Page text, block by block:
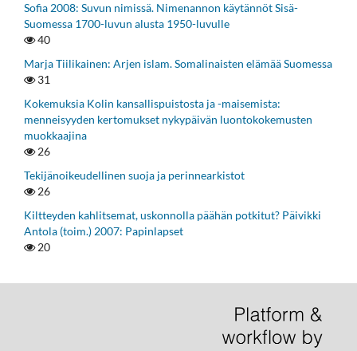
Sofia 2008: Suvun nimissä. Nimenannon käytännöt Sisä-
Suomessa 1700-luvun alusta 1950-luvulle
40
Marja Tiilikainen: Arjen islam. Somalinaisten elämää Suomessa
31
Kokemuksia Kolin kansallispuistosta ja -maisemista:
menneisyyden kertomukset nykypäivän luontokokemusten
muokkaajina
26
Tekijänoikeudellinen suoja ja perinnearkistot
26
Kiltteyden kahlitsemat, uskonnolla päähän potkitut? Päivikki
Antola (toim.) 2007: Papinlapset
20